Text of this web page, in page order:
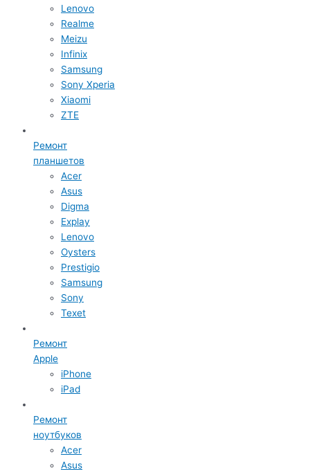
Lenovo
Realme
Meizu
Infinix
Samsung
Sony Xperia
Xiaomi
ZTE
Ремонт
планшетов
Acer
Asus
Digma
Explay
Lenovo
Oysters
Prestigio
Samsung
Sony
Texet
Ремонт
Apple
iPhone
iPad
Ремонт
ноутбуков
Acer
Asus